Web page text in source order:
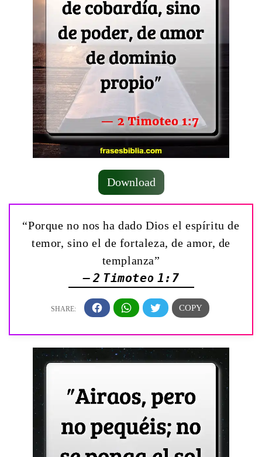
Download
“Porque no nos ha dado Dios el espíritu de
temor, sino el de fortaleza, de amor, de
templanza”
— 2 Timoteo 1:7